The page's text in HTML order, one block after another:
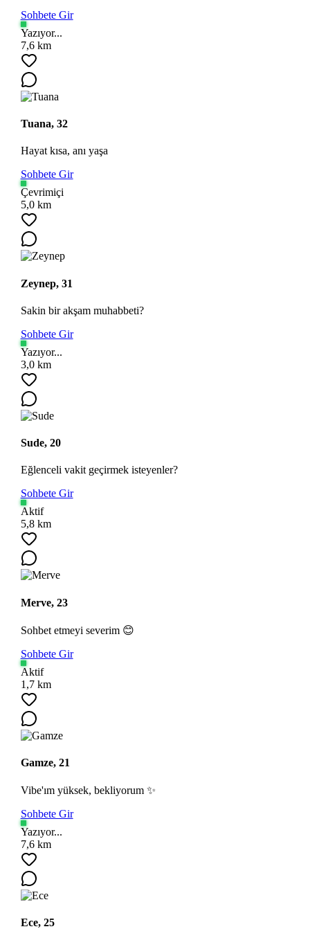
Sohbete Gir
Yazıyor...
7,6 km
Tuana, 32
Hayat kısa, anı yaşa
Sohbete Gir
Çevrimiçi
5,0 km
Zeynep, 31
Sakin bir akşam muhabbeti?
Sohbete Gir
Yazıyor...
3,0 km
Sude, 20
Eğlenceli vakit geçirmek isteyenler?
Sohbete Gir
Aktif
5,8 km
Merve, 23
Sohbet etmeyi severim 😊
Sohbete Gir
Aktif
1,7 km
Gamze, 21
Vibe'ım yüksek, bekliyorum ✨
Sohbete Gir
Yazıyor...
7,6 km
Ece, 25